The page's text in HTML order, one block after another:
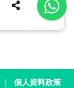
｜ 個人資料政策